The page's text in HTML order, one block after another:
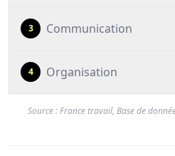
3 Communication
4 Organisation
Source : France travail, Base de